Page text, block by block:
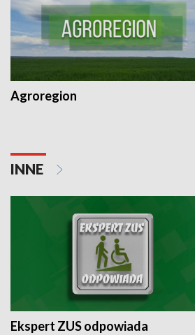
Agroregion
INNE
Ekspert ZUS odpowiada